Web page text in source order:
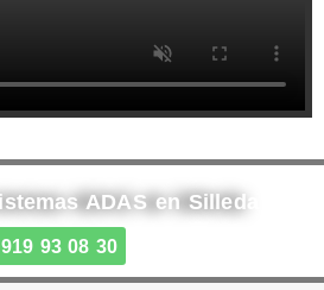
ADAS en Silleda
919 93 08 30